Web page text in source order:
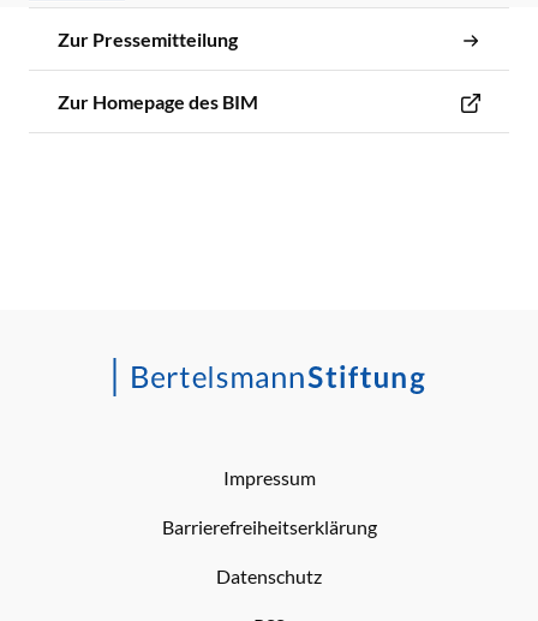
Zur Pressemitteilung
Zur Homepage des BIM
Impressum
Barrierefreiheitserklärung
Datenschutz